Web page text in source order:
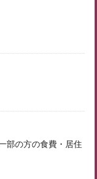
部の方の食費・居住